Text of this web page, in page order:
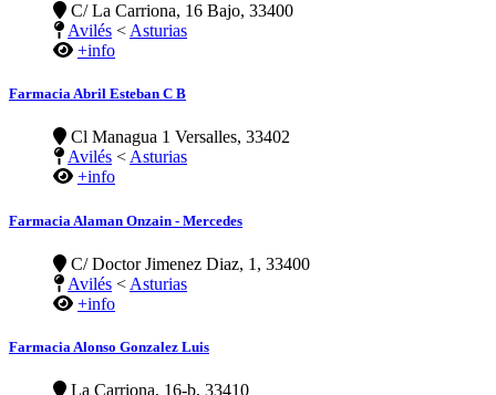
C/ La Carriona, 16 Bajo, 33400
Avilés < Asturias
+info
Farmacia Abril Esteban C B
Cl Managua 1 Versalles, 33402
Avilés <Asturias
+info
Farmacia Alaman Onzain - Mercedes
C/ Doctor Jimenez Diaz, 1, 33400
Avilés < Asturias
+info
Farmacia Alonso Gonzalez Luis
La Carriona, 16-b, 33410